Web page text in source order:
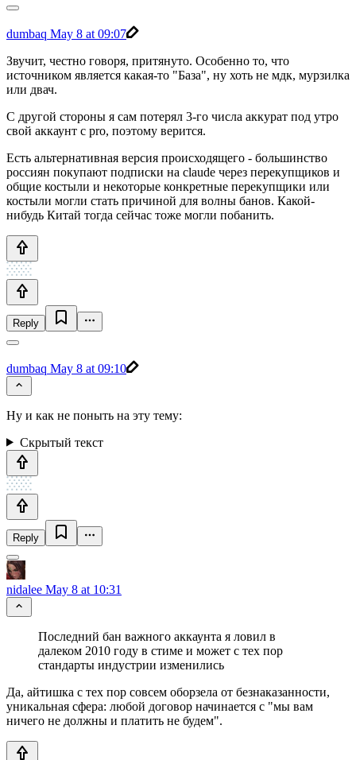
dumbaq May 8 at 09:07
Звучит, честно говоря, притянуто. Особенно то, что
источником является какая-то "База", ну хоть не мдк, мурзилка
или двач.
С другой стороны я сам потерял 3-го числа аккурат под утро
свой аккаунт с pro, поэтому верится.
Есть альтернативная версия происходящего - большинство
россиян покупают подписки на claude через перекупщиков и
общие костыли и некоторые конкретные перекупщики или
костыли могли стать причиной для волны банов. Какой-
нибудь Китай тогда сейчас тоже могли побанить.
Reply
dumbaq May 8 at 09:10
Ну и как не поныть на эту тему:
Скрытый текст
Reply
nidalee May 8 at 10:31
Последний бан важного аккаунта я ловил в
далеком 2010 году в стиме и может с тех пор
стандарты индустрии изменились
Да, айтишка с тех пор совсем оборзела от безнаказанности,
уникальная сфера: любой договор начинается с "мы вам
ничего не должны и платить не будем".